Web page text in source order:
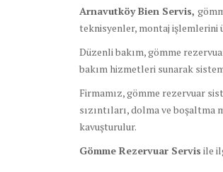
Arnavutköy Bien Servis,
teknisyenler, montaj işlemlerini
Düzenli bakım, gömme
bakım hizmetleri sunarak
Firmamız, gömme rezervuar
sızıntıları, dolma ve boşaltma
kavuşturulur.
Gömme Rezervuar Servis ile